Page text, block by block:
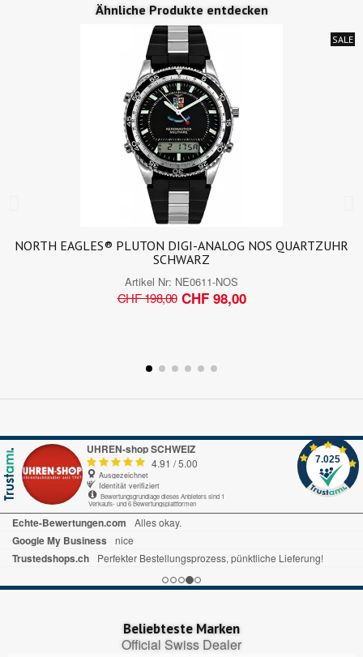
Ähnliche Produkte entdecken
SALE
NORTH EAGLES® PLUTON DIGI-ANALOG NOS QUARTZUHR
SCHWARZ
Artikel Nr: NE0611-NOS
CHF 198,00 CHF 98,00
UHREN-shop SCHWEIZ
4.91 /5.00
Ausgezeichnet
Identität verifiziert
Bewertungsgrundlage dieses Anbieters sind 1
Verkaufs- und 6 Bewertungsplattformen
7.025
Echte-Bewertungen.com Alles okay.
Google My Business nice
Trustedshops.ch Perfekter Bestellungsprozess, pünktliche Lieferung!
Beliebteste Marken
Official Swiss Dealer